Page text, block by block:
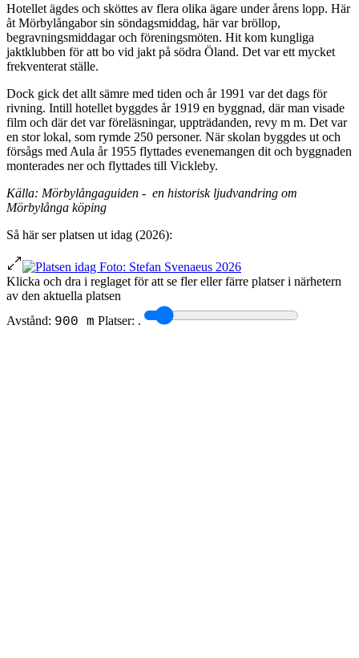
Hotellet ägdes och sköttes av flera olika ägare under årens lopp. Här
åt Mörbylångabor sin söndagsmiddag, här var bröllop,
begravningsmiddagar och föreningsmöten. Hit kom kungliga
jaktklubben för att bo vid jakt på södra Öland. Det var ett mycket
frekventerat ställe.
Dock gick det allt sämre med tiden och år 1991 var det dags för
rivning. Intill hotellet byggdes år 1919 en byggnad, där man visade
film och där det var föreläsningar, uppträdanden, revy m m. Det var
en stor lokal, som rymde 250 personer. När skolan byggdes ut och
försågs med Aula år 1955 flyttades evenemangen dit och byggnaden
monterades ner och flyttades till Vickleby.
Källa: Mörbylångaguiden - en historisk ljudvandring om
Mörbylånga köping
Så här ser platsen ut idag (2026):
Klicka och dra i reglaget för att se fler eller färre platser i närhetern
av den aktuella platsen
Avstånd: 900 m Platser: .